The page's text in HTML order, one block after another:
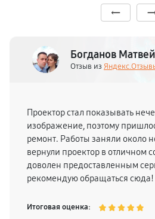
Богданов Матвей
Отзыв из
Проектор стал показывать
изображение, поэтому
ремонт. Работы заняли около
вернули проектор в отличном
доволен предоставленным
рекомендую обращаться сюда!
Итоговая оценка: